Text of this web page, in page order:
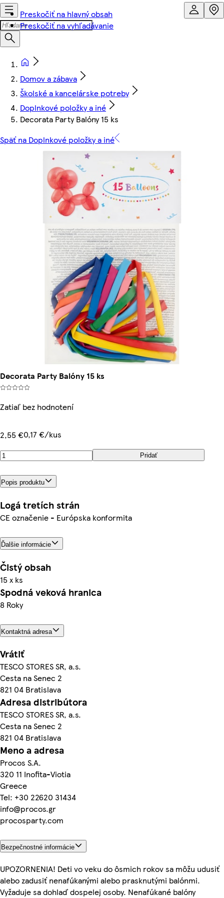
Preskočiť na hlavný obsah
Preskočiť na vyhľadávanie
Domov a zábava
Školské a kancelárske potreby
Doplnkové položky a iné
Decorata Party Balóny 15 ks
Späť na Doplnkové položky a iné
Decorata Party Balóny 15 ks
Zatiaľ bez hodnotení
2,55 €0,17 €/kus
Pridať
Popis produktu
Logá tretích strán
CE označenie - Európska konformita
Ďalšie informácie
Čistý obsah
15 x ks
Spodná veková hranica
8 Roky
Kontaktná adresa
Vrátiť
TESCO STORES SR, a.s.
Cesta na Senec 2
821 04 Bratislava
Adresa distribútora
TESCO STORES SR, a.s.
Cesta na Senec 2
821 04 Bratislava
Meno a adresa
Procos S.A.
320 11 Inofita-Viotia
Greece
Tel: +30 22620 31434
info@procos.gr
procosparty.com
Bezpečnostné informácie
UPOZORNENIA! Deti vo veku do ôsmich rokov sa môžu udusiť
alebo zadusiť nenafúkanými alebo prasknutými balónmi.
Vyžaduje sa dohlaď dospelej osoby. Nenafúkané balóny